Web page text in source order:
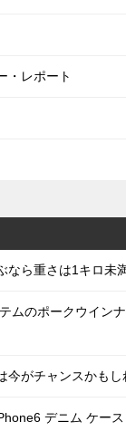
・レポート
なら重さは1キロ未
ムのポークウイン
今がチャンスかもし
デニム ケー